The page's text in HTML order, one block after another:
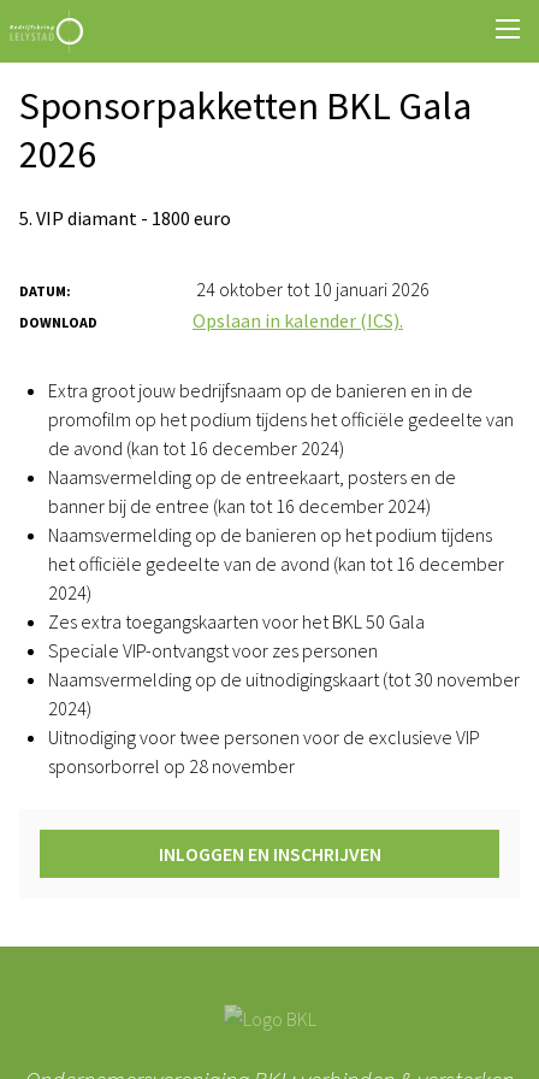
Sponsorpakketten BKL Gala
2026
5. VIP diamant - 1800 euro
DATUM: 24 oktober tot 10 januari 2026
DOWNLOAD Opslaan in kalender (ICS).
Extra groot jouw bedrijfsnaam op de banieren en in de
promofilm op het podium tijdens het officiële gedeelte van
de avond (kan tot 16 december 2024)
Naamsvermelding op de entreekaart, posters en de
banner bij de entree (kan tot 16 december 2024)
Naamsvermelding op de banieren op het podium tijdens
het officiële gedeelte van de avond (kan tot 16 december
2024)
Zes extra toegangskaarten voor het BKL 50 Gala
Speciale VIP-ontvangst voor zes personen
Naamsvermelding op de uitnodigingskaart (tot 30 november
2024)
Uitnodiging voor twee personen voor de exclusieve VIP
sponsorborrel op 28 november
INLOGGEN EN INSCHRIJVEN